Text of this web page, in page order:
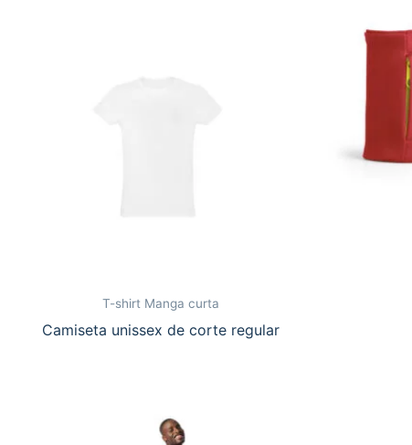
T-shirt Manga curta
Camiseta unissex de corte regular